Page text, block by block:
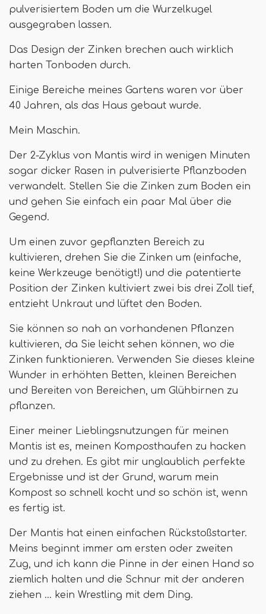
pulverisiertem Boden um die Wurzelkugel
ausgegraben lassen.
Das Design der Zinken brechen auch wirklich
harten Tonboden durch.
Einige Bereiche meines Gartens waren vor über
40 Jahren, als das Haus gebaut wurde.
Mein Maschin.
Der 2-Zyklus von Mantis wird in wenigen Minuten
sogar dicker Rasen in pulverisierte Pflanzboden
verwandelt. Stellen Sie die Zinken zum Boden ein
und gehen Sie einfach ein paar Mal über die
Gegend.
Um einen zuvor gepflanzten Bereich zu
kultivieren, drehen Sie die Zinken um (einfache,
keine Werkzeuge benötigt!) und die patentierte
Position der Zinken kultiviert zwei bis drei Zoll tief,
entzieht Unkraut und lüftet den Boden.
Sie können so nah an vorhandenen Pflanzen
kultivieren, da Sie leicht sehen können, wo die
Zinken funktionieren. Verwenden Sie dieses kleine
Wunder in erhöhten Betten, kleinen Bereichen
und Bereiten von Bereichen, um Glühbirnen zu
pflanzen.
Einer meiner Lieblingsnutzungen für meinen
Mantis ist es, meinen Komposthaufen zu hacken
und zu drehen. Es gibt mir unglaublich perfekte
Ergebnisse und ist der Grund, warum mein
Kompost so schnell kocht und so schön ist, wenn
es fertig ist.
Der Mantis hat einen einfachen Rückstoßstarter.
Meins beginnt immer am ersten oder zweiten
Zug, und ich kann die Pinne in der einen Hand so
ziemlich halten und die Schnur mit der anderen
ziehen ... kein Wrestling mit dem Ding.